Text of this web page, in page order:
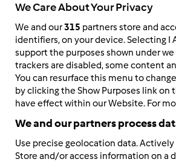
We Care About Your Privacy
We and our315 partners store and
identifiers, on your device. Selecting
support the purposes shown under
trackers are disabled, some content
You can resurface this menu to
by clicking the Show Purposes link
have effect within our Website. For
We and our partners process
Use precise geolocation data.
Store and/or access information on a